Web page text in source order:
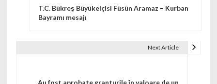
T.C. Bükreş Büyükelçisi Füsün Aramaz – Kurban
Bayramı mesajı
Next Article
Au fost aprobate granturile în valoare de un